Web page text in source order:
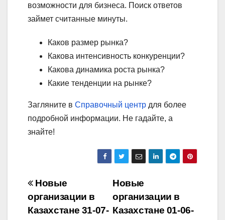
возможности для бизнеса. Поиск ответов
займет считанные минуты.
Каков размер рынка?
Какова интенсивность конкуренции?
Какова динамика роста рынка?
Какие тенденции на рынке?
Загляните в Справочный центр для более
подробной информации. Не гадайте, а
знайте!
Навигация
по
записям
Новые
организации в
Казахстане 01-06-
Новые
организации в
Казахстане 31-07-